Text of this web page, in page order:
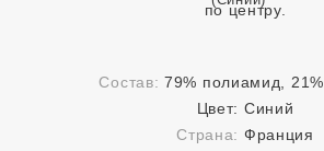
по центру.
Состав:79% полиамид, 21%
Цвет: Синий
Страна: Франция